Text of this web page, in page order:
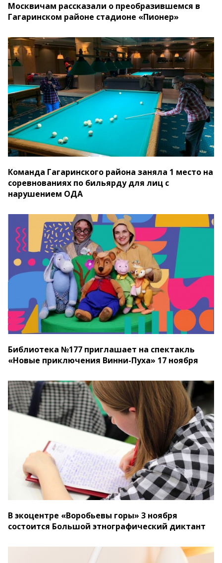
Москвичам рассказали о преобразившемся в
Гагаринском районе стадионе «Пионер»
Команда Гагаринского района заняла 1 место на
соревнованиях по бильярду для лиц с
нарушением ОДА
Библиотека №177 приглашает на спектакль
«Новые приключения Винни-Пуха» 17 ноября
В экоцентре «Воробьевы горы» 3 ноября
состоится Большой этнографический диктант